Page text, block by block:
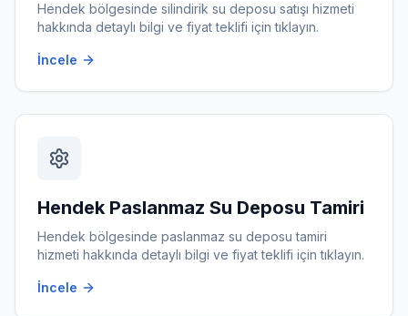
Hendek bölgesinde silindirik su deposu satışı hizmeti
hakkında detaylı bilgi ve fiyat teklifi için tıklayın.
İncele
Hendek Paslanmaz Su Deposu Tamiri
Hendek bölgesinde paslanmaz su deposu tamiri
hizmeti hakkında detaylı bilgi ve fiyat teklifi için tıklayın.
İncele